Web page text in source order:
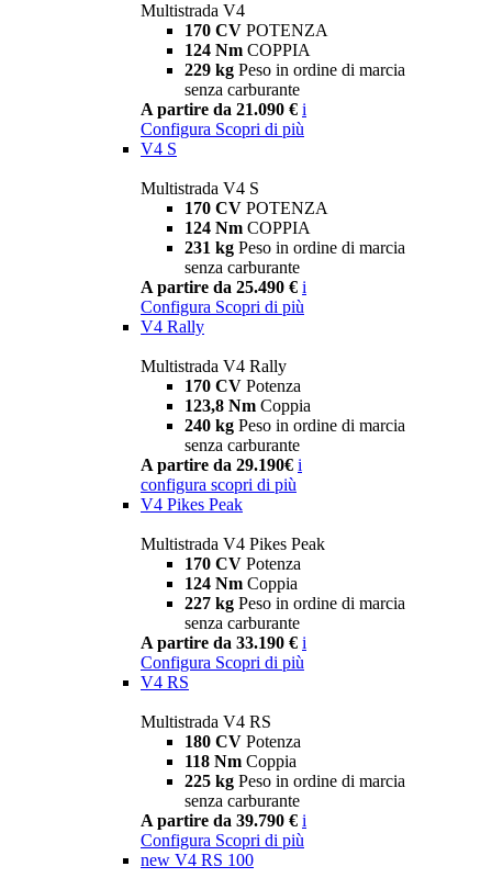
Multistrada V4
170 CV POTENZA
124 Nm COPPIA
229 kg Peso in ordine di marcia
senza carburante
A partire da 21.090 € i
Configura Scopri di più
V4 S
Multistrada V4 S
170 CV POTENZA
124 Nm COPPIA
231 kg Peso in ordine di marcia
senza carburante
A partire da 25.490 € i
Configura Scopri di più
V4 Rally
Multistrada V4 Rally
170 CV Potenza
123,8 Nm Coppia
240 kg Peso in ordine di marcia
senza carburante
A partire da 29.190€ i
configura scopri di più
V4 Pikes Peak
Multistrada V4 Pikes Peak
170 CV Potenza
124 Nm Coppia
227 kg Peso in ordine di marcia
senza carburante
A partire da 33.190 € i
Configura Scopri di più
V4 RS
Multistrada V4 RS
180 CV Potenza
118 Nm Coppia
225 kg Peso in ordine di marcia
senza carburante
A partire da 39.790 € i
Configura Scopri di più
new V4 RS 100